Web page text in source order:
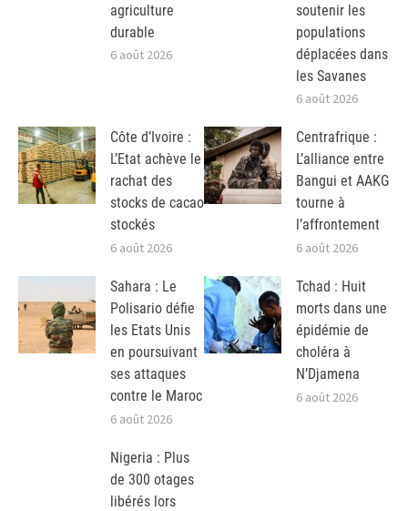
agriculture
durable
6 août 2026
soutenir les
populations
déplacées dans
les Savanes
6 août 2026
Côte d’Ivoire :
L’Etat achève le
rachat des
stocks de cacao
stockés
6 août 2026
Centrafrique :
L’alliance entre
Bangui et AAKG
tourne à
l’affrontement
6 août 2026
Sahara : Le
Polisario défie
les Etats Unis
en poursuivant
ses attaques
contre le Maroc
6 août 2026
Tchad : Huit
morts dans une
épidémie de
choléra à
N’Djamena
6 août 2026
Nigeria : Plus
de 300 otages
libérés lors